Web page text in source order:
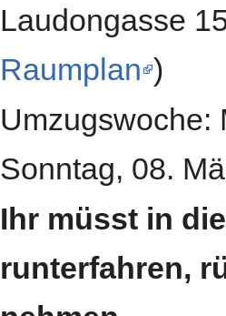
Laudongasse
Raumplan )
Umzugswoche:
Sonntag, 08.
Ihr müsst in
runterfahren,